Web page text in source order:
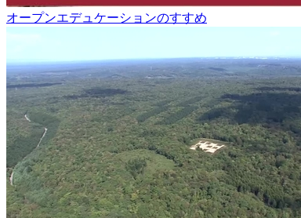
オープンエデュケーションのすすめ